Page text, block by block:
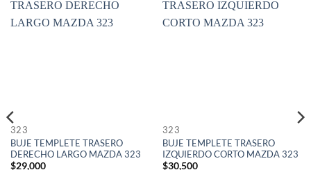
323
BUJE TEMPLETE TRASERO
DERECHO LARGO MAZDA 323
$29,000
323
BUJE TEMPLETE TRASERO
IZQUIERDO CORTO MAZDA 323
$30,500